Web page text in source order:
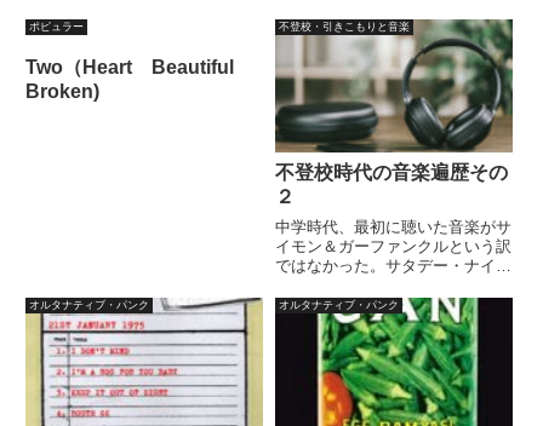
クなものがあるなと思い、あまり
メイクと勘違いしていた。出元は
判らないけど聞いたことがあ...
ポピュラー
Two（Heart Beautiful
Broken)
不登校・引きこもりと音楽
不登校時代の音楽遍歴その
２
中学時代、最初に聴いた音楽がサ
イモン＆ガーファンクルという訳
ではなかった。サタデー・ナイト
シティ・ローラーズ（若しくは国
内ではフィンガー５）が人気だっ
た。自分もこのEP版（シング
ル・レコード）を洋楽レコード
オルタナティブ・パンク オルタナティブ・パンク